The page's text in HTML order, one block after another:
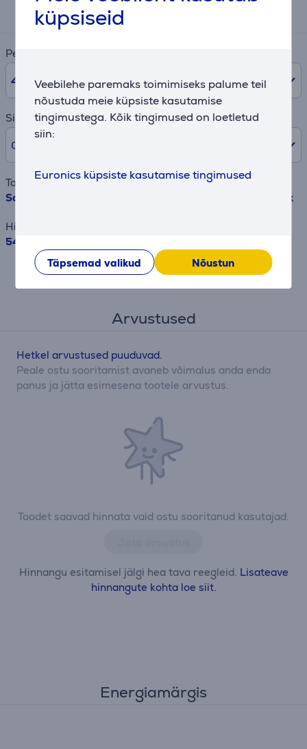
küpsiseid
Veebilehe paremaks toimimiseks palume teil
nõustuda meie küpsiste kasutamise
tingimustega. Kõik tingimused on loetletud
siin:
Euronics küpsiste kasutamise tingimused
Täpsemad valikud Nõustun
Periood
48 kuud
Sissemakse
0% /
Toode
Samsung BeSpoke, 390 L, kõrgus 203 cm, must - Külmik
Hind
549.99 €
Tulemus on ligikaudne ja võib erineda sulle
pakutavatest tingimustest.
Arvustused
Toodet saavad hinnata vaid ostu sooritanud kasutajad.
Hinnangu esitamisel jälgi hea tava reegleid. Lisateave
hinnangute kohta loe siit.
Hetkel arvustused puuduvad.
Peale ostu sooritamist avaneb võimalus anda enda
panus ja jätta esimesena tootele arvustus.
Energiamärgis